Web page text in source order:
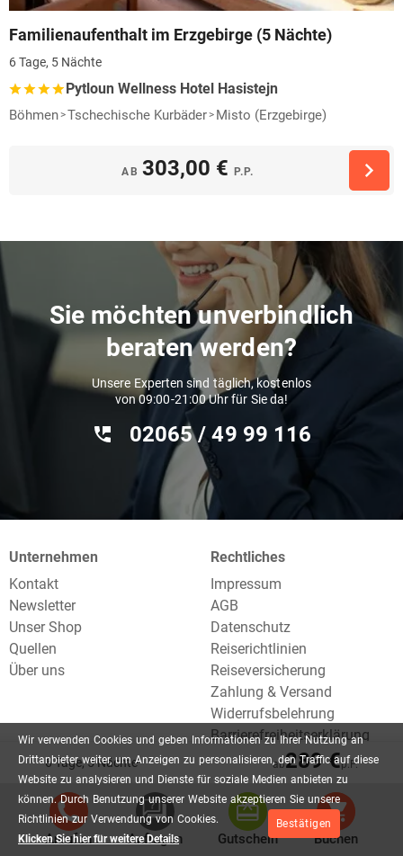
Wir verwenden Cookies und geben Informationen zu Ihrer Nutzung an
Drittanbieter weiter, um Anzeigen zu personalisieren, den Traffic auf diese
Website zu analysieren und Dienste für soziale Medien anbieten zu
können. Durch Benutzung unserer Website akzeptieren Sie unsere
Richtlinien zur Verwendung von Cookies.
Klicken Sie hier für weitere Details
Bestätigen
6 Tage, 5 Nächte ab289 €p.P.
Anrufen Anfragen Gutschein Buchen
Familienaufenthalt im Erzgebirge (5 Nächte)
6 Tage, 5 Nächte
Pytloun Wellness Hotel Hasistejn
Böhmen Tschechische Kurbäder Misto (Erzgebirge)
AB 303,00 € P.P.
Sie möchten unverbindlich
beraten werden?
Unsere Experten sind täglich, kostenlos
von 09:00-21:00 Uhr für Sie da!
02065 / 49 ‌99 116
Unternehmen
Kontakt
Newsletter
Unser Shop
Quellen
Über uns
Rechtliches
Impressum
AGB
Datenschutz
Reiserichtlinien
Reiseversicherung
Zahlung & Versand
Widerrufsbelehrung
Barrierefreiheitserklärung
Hilfe
FAQ
Lexikon
Blog
Gutscheine
Urlaubsgutschein einlösen
Reisegutschein bestellen